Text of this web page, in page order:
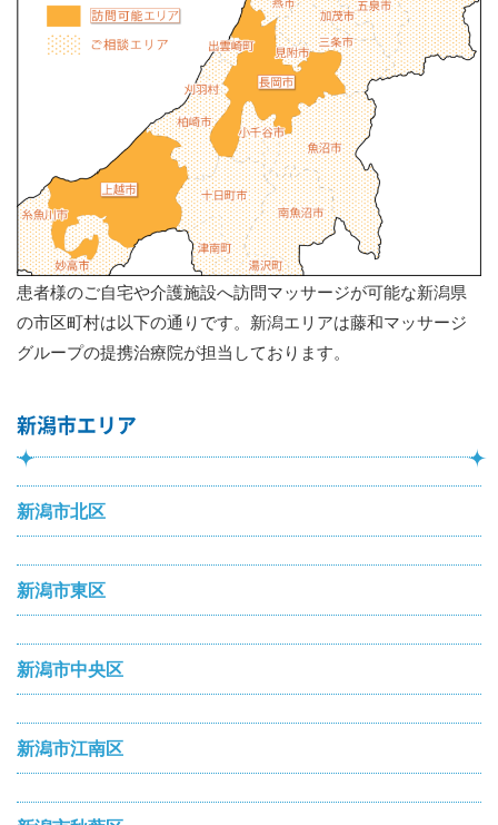
患者様のご自宅や介護施設へ訪問マッサージが可能な新潟県
の市区町村は以下の通りです。新潟エリアは藤和マッサージ
グループの提携治療院が担当しております。
新潟市エリア
新潟市北区
新潟市東区
新潟市中央区
新潟市江南区